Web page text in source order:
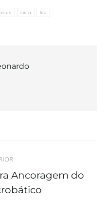
circo lira
Ancoragem do